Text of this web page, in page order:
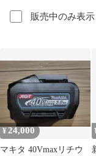
販売中のみ表示
¥ 24,000
マキタ 40Vmaxリチウ